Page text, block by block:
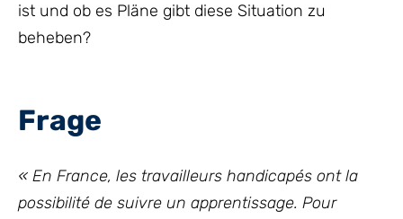
ist und ob es Pläne gibt diese Situation zu
beheben?
Frage
« En France, les travailleurs handicapés ont la
possibilité de suivre un apprentissage. Pour